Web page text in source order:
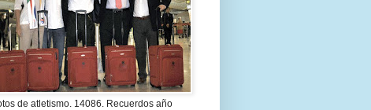
de atletismo. 14086. Recuerdos año